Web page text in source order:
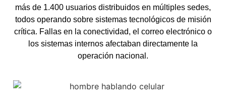
más de 1.400 usuarios distribuidos en múltiples sedes,
todos operando sobre sistemas tecnológicos de misión
crítica. Fallas en la conectividad, el correo electrónico o
los sistemas internos afectaban directamente la
operación nacional.